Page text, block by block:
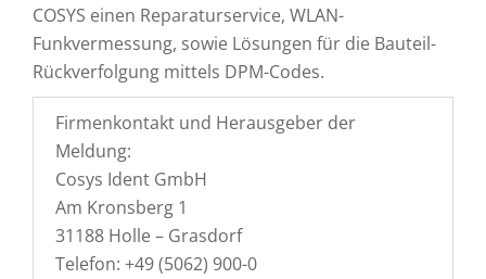
COSYS einen Reparaturservice, WLAN-
Funkvermessung, sowie Lösungen für die Bauteil-
Rückverfolgung mittels DPM-Codes.
Firmenkontakt und Herausgeber der
Meldung:
Cosys Ident GmbH
Am Kronsberg 1
31188 Holle – Grasdorf
Telefon: +49 (5062) 900-0